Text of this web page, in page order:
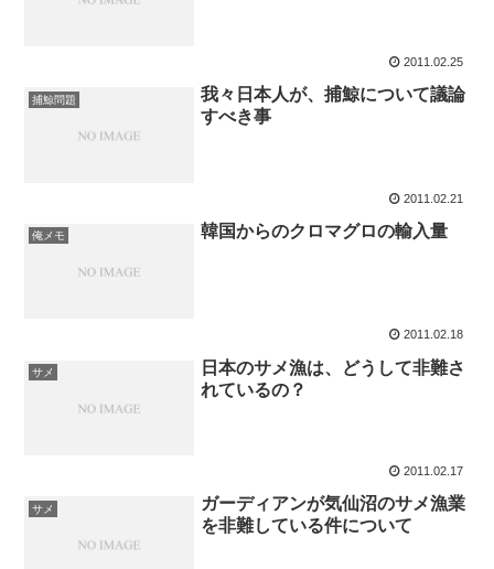
2011.02.25
捕鯨問題
我々日本人が、捕鯨について議論
すべき事
2011.02.21
俺メモ 韓国からのクロマグロの輸入量
2011.02.18
サメ
日本のサメ漁は、どうして非難さ
れているの？
2011.02.17
サメ
ガーディアンが気仙沼のサメ漁業
を非難している件について